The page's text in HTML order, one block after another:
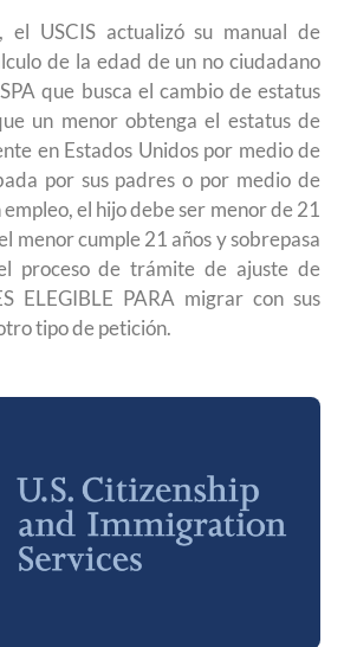
USCIS actualizó su manual de
de la edad de un no ciudadano
que busca el cambio de estatus
un menor obtenga el estatus de
en Estados Unidos por medio de
por sus padres o por medio de
el hijo debe ser menor de 21
menor cumple 21 años y sobrepasa
proceso de trámite de ajuste de
ELEGIBLE PARA migrar con sus
tipo de petición.